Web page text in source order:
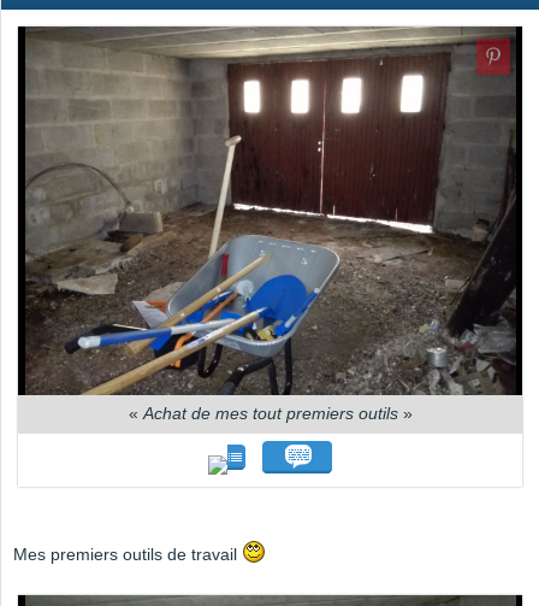
«Achat de mes tout premiers outils»
Mes premiers outils de travail